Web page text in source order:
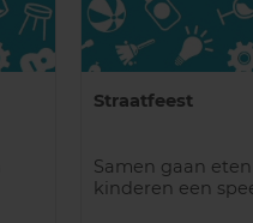
DIT
SYMBOOL
Straatfeest
Samen gaan
kinderen een